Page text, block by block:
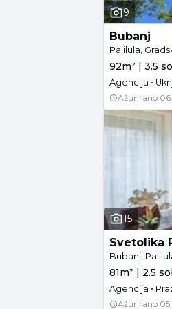
9
Bubanj
Palilula,
92m² | 3.5
Agencija •
Ažurirano
15
Svetolika
Bubanj,
81m² | 2.5
Agencija •
Ažurirano